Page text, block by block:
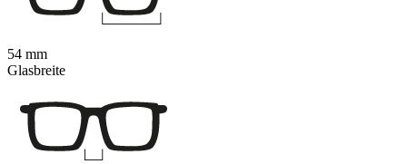
54 mm
Glasbreite